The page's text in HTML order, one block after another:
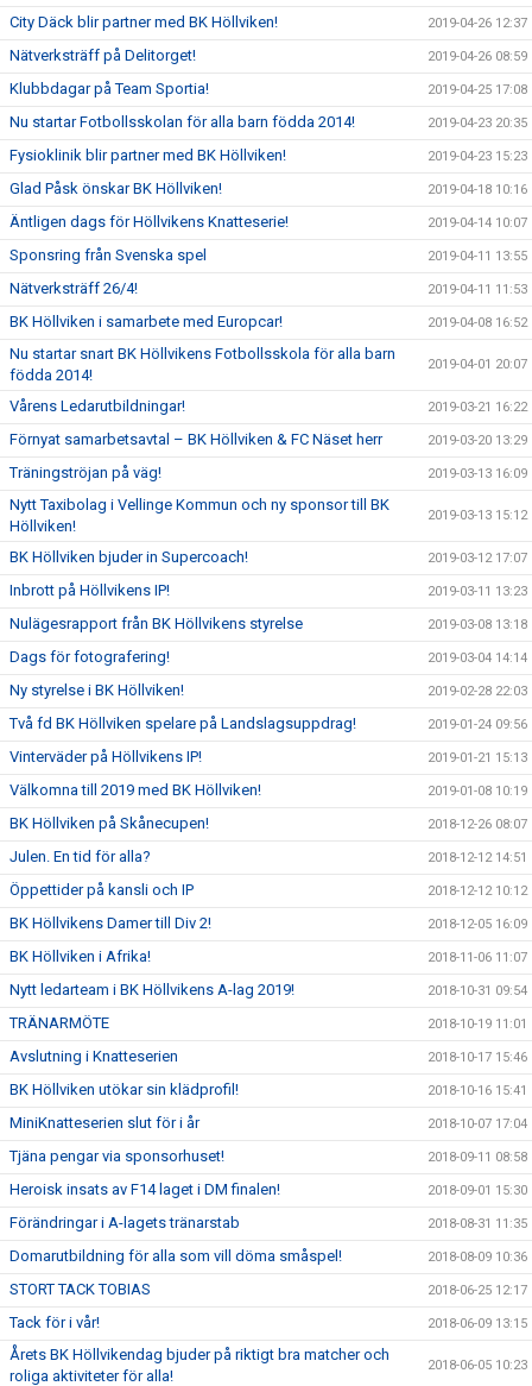
City Däck blir partner med BK Höllviken! 2019-04-26 12:37
Nätverksträff på Delitorget! 2019-04-26 08:59
Klubbdagar på Team Sportia! 2019-04-25 17:08
Nu startar Fotbollsskolan för alla barn födda 2014! 2019-04-23 20:35
Fysioklinik blir partner med BK Höllviken! 2019-04-23 15:23
Glad Påsk önskar BK Höllviken! 2019-04-18 10:16
Äntligen dags för Höllvikens Knatteserie! 2019-04-14 10:07
Sponsring från Svenska spel 2019-04-11 13:55
Nätverksträff 26/4! 2019-04-11 11:53
BK Höllviken i samarbete med Europcar! 2019-04-08 16:52
Nu startar snart BK Höllvikens Fotbollsskola för alla barn
födda 2014!
2019-04-01 20:07
Vårens Ledarutbildningar! 2019-03-21 16:22
Förnyat samarbetsavtal – BK Höllviken & FC Näset herr 2019-03-20 13:29
Träningströjan på väg! 2019-03-13 16:09
Nytt Taxibolag i Vellinge Kommun och ny sponsor till BK
Höllviken!
2019-03-13 15:12
BK Höllviken bjuder in Supercoach! 2019-03-12 17:07
Inbrott på Höllvikens IP! 2019-03-11 13:23
Nulägesrapport från BK Höllvikens styrelse 2019-03-08 13:18
Dags för fotografering! 2019-03-04 14:14
Ny styrelse i BK Höllviken! 2019-02-28 22:03
Två fd BK Höllviken spelare på Landslagsuppdrag! 2019-01-24 09:56
Vinterväder på Höllvikens IP! 2019-01-21 15:13
Välkomna till 2019 med BK Höllviken! 2019-01-08 10:19
BK Höllviken på Skånecupen! 2018-12-26 08:07
Julen. En tid för alla? 2018-12-12 14:51
Öppettider på kansli och IP 2018-12-12 10:12
BK Höllvikens Damer till Div 2! 2018-12-05 16:09
BK Höllviken i Afrika! 2018-11-06 11:07
Nytt ledarteam i BK Höllvikens A-lag 2019! 2018-10-31 09:54
TRÄNARMÖTE 2018-10-19 11:01
Avslutning i Knatteserien 2018-10-17 15:46
BK Höllviken utökar sin klädprofil! 2018-10-16 15:41
MiniKnatteserien slut för i år 2018-10-07 17:04
Tjäna pengar via sponsorhuset! 2018-09-11 08:58
Heroisk insats av F14 laget i DM finalen! 2018-09-01 15:30
Förändringar i A-lagets tränarstab 2018-08-31 11:35
Domarutbildning för alla som vill döma småspel! 2018-08-09 10:36
STORT TACK TOBIAS 2018-06-25 12:17
Tack för i vår! 2018-06-09 13:15
Årets BK Höllvikendag bjuder på riktigt bra matcher och
roliga aktiviteter för alla!
2018-06-05 10:23